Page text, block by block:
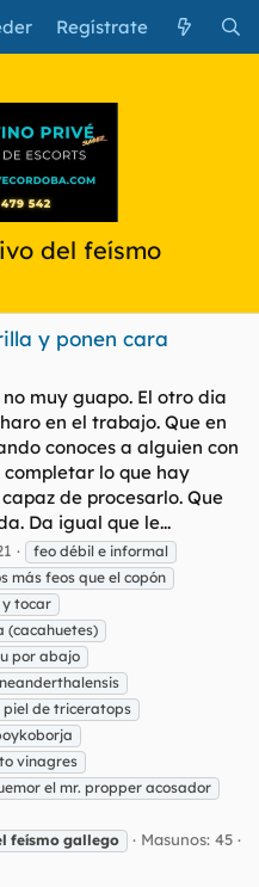
Regístrate
del feísmo
y ponen cara
muy guapo. El otro dia
en el trabajo. Que en
conoces a alguien con
lo que hay
de procesarlo. Que
Da igual que le...
feo débil e informal
más feos que el copón
y tocar
(cacahuetes)
por abajo
piel de triceratops
vinagres
el mr. propper acosador
feísmo gallego
Masunos: 45